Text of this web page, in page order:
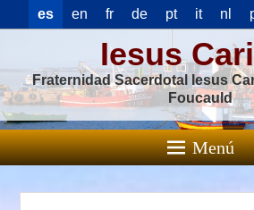
es en fr de pt it nl
Iesus
Fraternidad Sacerdotal Iesus
Foucauld
Menú